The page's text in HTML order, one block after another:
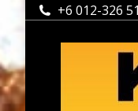
+6 012-326